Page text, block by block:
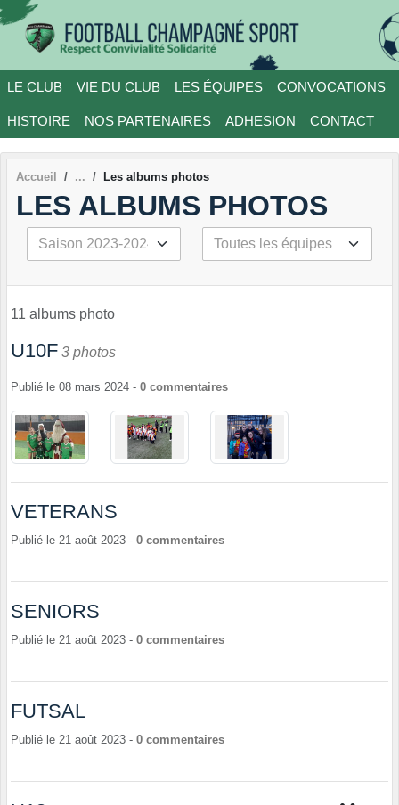
LE CLUB VIE DU CLUB LES ÉQUIPES CONVOCATIONS
HISTOIRE NOS PARTENAIRES ADHESION CONTACT
Accueil Les albums photos
LES ALBUMS PHOTOS
11 albums photo
U10F 3 photos
Publié le 08 mars 2024 - 0 commentaires
VETERANS
Publié le 21 août 2023 - 0 commentaires
SENIORS
Publié le 21 août 2023 - 0 commentaires
FUTSAL
Publié le 21 août 2023 - 0 commentaires
Panneau de gestion des cookies